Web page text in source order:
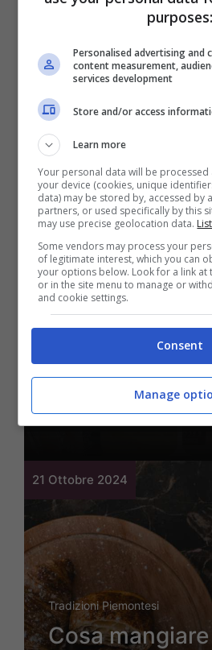
13esima:
21 Ottobre 2024
Economia
Riesce a fare la
per circa una
nel noto
con 49,85€
21 Ottobre 2024
Tradizioni Piemontesi
Cosa mangiare
purposes:
Personalised advertising and
content measurement,
services development
Store and/or access
Learn more
Your personal data will be
your device (cookies, unique
data) may be stored by, accessed by
partners, or used specifically by this
may use precise geolocation data.
Some vendors may process your
of legitimate interest, which you can
your options below. Look for a link
or in the site menu to manage or
and cookie settings.
Consent
Manage